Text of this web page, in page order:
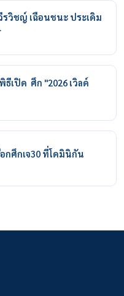
วิชญ์ เฉือนชนะ ประเดิม
เปิด ศึก "2026 เวิลด์
กศึกเจ30 ที่โดมินิกัน